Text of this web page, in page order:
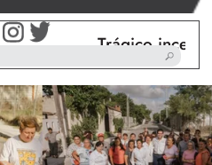
Trágico incendio en